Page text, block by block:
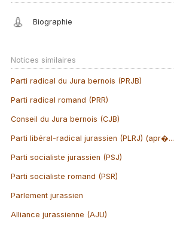
Biographie
Notices similaires
Parti radical du Jura bernois (PRJB)
Parti radical romand (PRR)
Conseil du Jura bernois (CJB)
Parti libéral-radical jurassien (PLRJ) (apr�...
Parti socialiste jurassien (PSJ)
Parti socialiste romand (PSR)
Parlement jurassien
Alliance jurassienne (AJU)